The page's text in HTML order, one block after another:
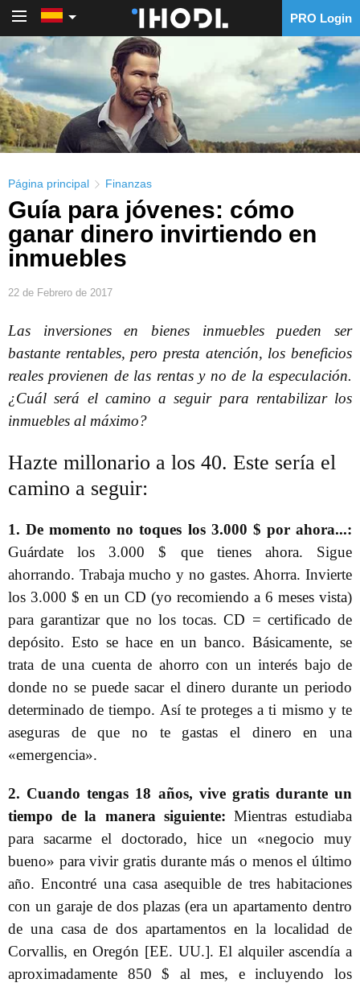
PRO Login
Página principal Finanzas
Guía para jóvenes: cómo
ganar dinero invirtiendo en
inmuebles
22 de Febrero de 2017
Las inversiones en bienes inmuebles pueden ser
bastante rentables, pero presta atención, los beneficios
reales provienen de las rentas y no de la especulación.
¿Cuál será el camino a seguir para rentabilizar los
inmuebles al máximo?
Hazte millonario a los 40. Este sería el
camino a seguir:
1. De momento no toques los 3.000 $ por ahora...:
Guárdate los 3.000 $ que tienes ahora. Sigue
ahorrando. Trabaja mucho y no gastes. Ahorra. Invierte
los 3.000 $ en un CD (yo recomiendo a 6 meses vista)
para garantizar que no los tocas. CD = certificado de
depósito. Esto se hace en un banco. Básicamente, se
trata de una cuenta de ahorro con un interés bajo de
donde no se puede sacar el dinero durante un periodo
determinado de tiempo. Así te proteges a ti mismo y te
aseguras de que no te gastas el dinero en una
«emergencia».
2. Cuando tengas 18 años, vive gratis durante un
tiempo de la manera siguiente: Mientras estudiaba
para sacarme el doctorado, hice un «negocio muy
bueno» para vivir gratis durante más o menos el último
año. Encontré una casa asequible de tres habitaciones
con un garaje de dos plazas (era un apartamento dentro
de una casa de dos apartamentos en la localidad de
Corvallis, en Oregón [EE. UU.]. El alquiler ascendía a
aproximadamente 850 $ al mes, e incluyendo los